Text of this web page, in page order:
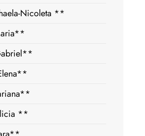
Nicoleta **
**